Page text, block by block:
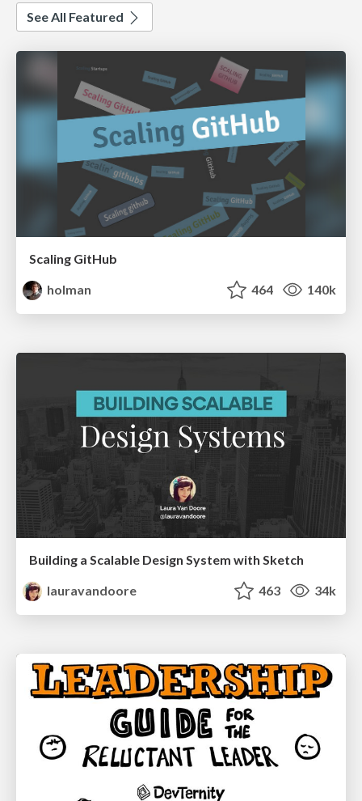
See All Featured
Scaling GitHub
holman
464 140k
Building a Scalable Design System with Sketch
lauravandoore
463 34k